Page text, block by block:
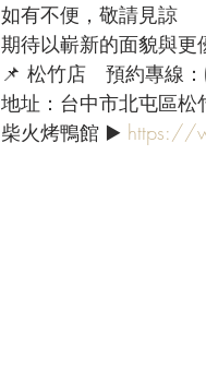
如有不便，敬請見諒
期待以嶄新的面貌與更
📌 松竹店　預約專線
地址：台中市北屯區松
柴火烤鴨館 ▶️ https://